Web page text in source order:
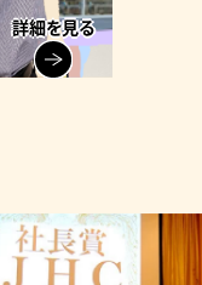
詳細を見る
詳細を見る
詳細を見る
詳細を見る
詳細を見る
詳細を見る
詳細を見る
詳細を見る
詳細を見る
詳細を見る
詳細を見る
詳細を見る